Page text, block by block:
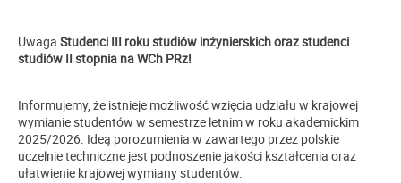
Uwaga Studenci III roku studiów inżynierskich oraz studenci
studiów II stopnia na WCh PRz!
Informujemy, że istnieje możliwość wzięcia udziału w krajowej
wymianie studentów w semestrze letnim w roku akademickim
2025/2026. Ideą porozumienia w zawartego przez polskie
uczelnie techniczne jest podnoszenie jakości kształcenia oraz
ułatwienie krajowej wymiany studentów.